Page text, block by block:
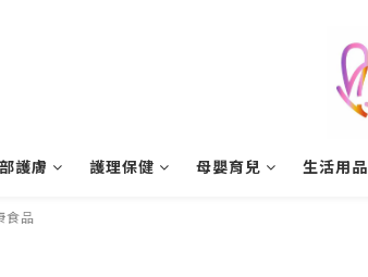
護膚 護理保健 母嬰育兒 生活用品
食品